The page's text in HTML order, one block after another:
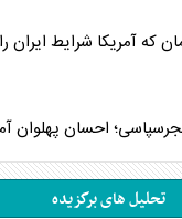
آمریکا شرایط ایران را
احسان پهلوان
تحلیل های برگزیده